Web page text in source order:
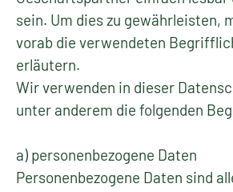
sein. Um dies zu gewährleisten,
vorab die verwendeten
erläutern.
Wir verwenden in dieser
unter anderem die folgenden
a) personenbezogene Daten
Personenbezogene Daten sind